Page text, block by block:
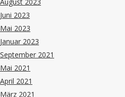
August 2023
Juni 2023
Mai 2023
Januar 2023
September 2021
Mai 2021
April 2021
März 2021